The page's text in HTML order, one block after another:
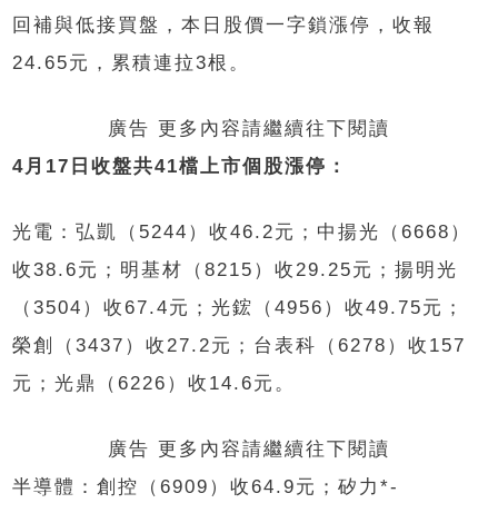
回補與低接買盤，本日股價一字鎖漲停，收報
24.65元，累積連拉3根。
廣告 更多內容請繼續往下閱讀
4月17日收盤共41檔上市個股漲停：
光電：弘凱（5244）收46.2元；中揚光（6668）
收38.6元；明基材（8215）收29.25元；揚明光
（3504）收67.4元；光鋐（4956）收49.75元；
榮創（3437）收27.2元；台表科（6278）收157
元；光鼎（6226）收14.6元。
廣告 更多內容請繼續往下閱讀
半導體：創控（6909）收64.9元；矽力*-